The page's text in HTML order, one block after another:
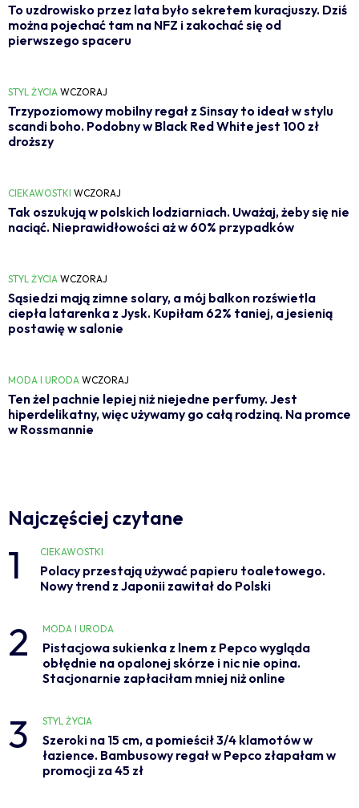
To uzdrowisko przez lata było sekretem kuracjuszy. Dziś
można pojechać tam na NFZ i zakochać się od
pierwszego spaceru
STYL ŻYCIA WCZORAJ
Trzypoziomowy mobilny regał z Sinsay to ideał w stylu
scandi boho. Podobny w Black Red White jest 100 zł
droższy
CIEKAWOSTKI WCZORAJ
Tak oszukują w polskich lodziarniach. Uważaj, żeby się nie
naciąć. Nieprawidłowości aż w 60% przypadków
STYL ŻYCIA WCZORAJ
Sąsiedzi mają zimne solary, a mój balkon rozświetla
ciepła latarenka z Jysk. Kupiłam 62% taniej, a jesienią
postawię w salonie
MODA I URODA WCZORAJ
Ten żel pachnie lepiej niż niejedne perfumy. Jest
hiperdelikatny, więc używamy go całą rodziną. Na promce
w Rossmannie
Najczęściej czytane
1 CIEKAWOSTKI
Polacy przestają używać papieru toaletowego.
Nowy trend z Japonii zawitał do Polski
2 MODA I URODA
Pistacjowa sukienka z lnem z Pepco wygląda
obłędnie na opalonej skórze i nic nie opina.
Stacjonarnie zapłaciłam mniej niż online
3 STYL ŻYCIA
Szeroki na 15 cm, a pomieścił 3/4 klamotów w
łazience. Bambusowy regał w Pepco złapałam w
promocji za 45 zł